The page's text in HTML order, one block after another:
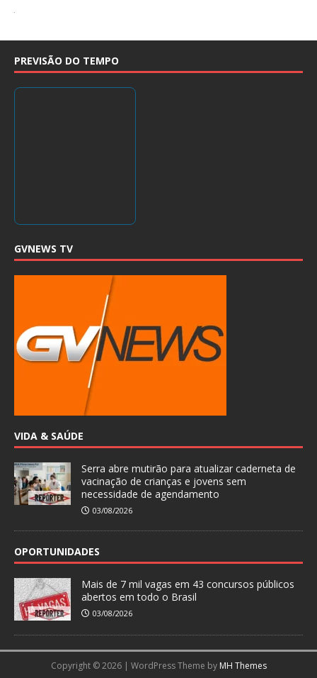
PREVISÃO DO TEMPO
GVNEWS TV
VIDA & SAÚDE
Serra abre mutirão para atualizar caderneta de
vacinação de crianças e jovens sem
necessidade de agendamento
03/08/2026
OPORTUNIDADES
Mais de 7 mil vagas em 43 concursos públicos
abertos em todo o Brasil
03/08/2026
Copyright © 2026 | WordPress Theme by MH Themes